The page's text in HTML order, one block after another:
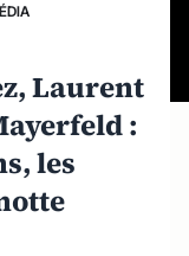
Laurent
:
les